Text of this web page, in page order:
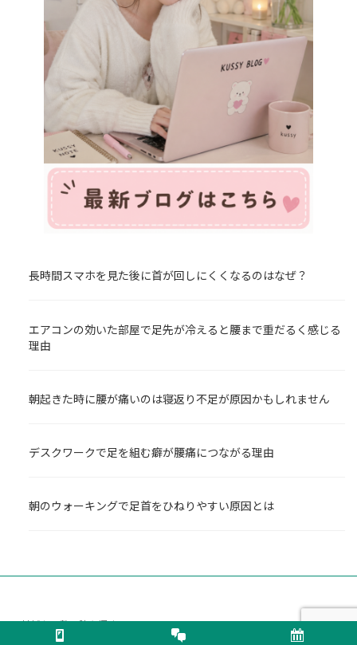
長時間スマホを見た後に首が回しにくくなるのはなぜ？
エアコンの効いた部屋で足先が冷えると腰まで重だるく感じる
理由
朝起きた時に腰が痛いのは寝返り不足が原因かもしれません
デスクワークで足を組む癖が腰痛につながる理由
朝のウォーキングで足首をひねりやすい原因とは
地域から整骨院を探す